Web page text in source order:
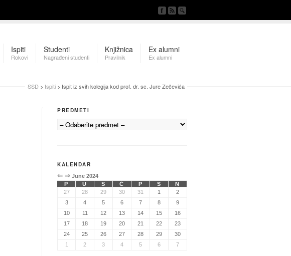
Ispiti
Rokovi
Studenti
Nagrađeni studenti
Knjižnica
Pravilnik
Ex alumni
Ex alumni
SSD > Ispiti > Ispit iz svih kolegija kod prof. dr. sc. Jure Zečevića
PREDMETI
KALENDAR
⇐ ⇒ June 2024
P
U S Č P S
N
27
28 29 30 31 1
2
3
4 5 6 7 8
9
10
11 12 13 14 15
16
17
18 19 20 21 22
23
24
25 26 27 28 29
30
1
2 3 4 5 6 7